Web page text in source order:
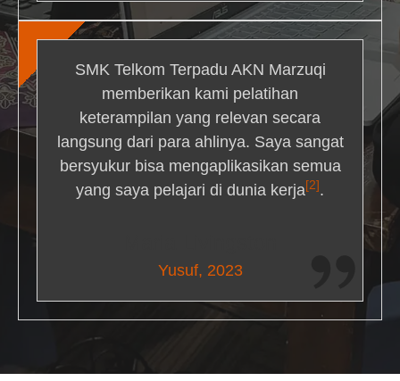
SMK Telkom Terpadu AKN Marzuqi
memberikan kami pelatihan
keterampilan yang relevan secara
langsung dari para ahlinya. Saya sangat
bersyukur bisa mengaplikasikan semua
yang saya pelajari di dunia kerja[2] .
Yusuf, 2023